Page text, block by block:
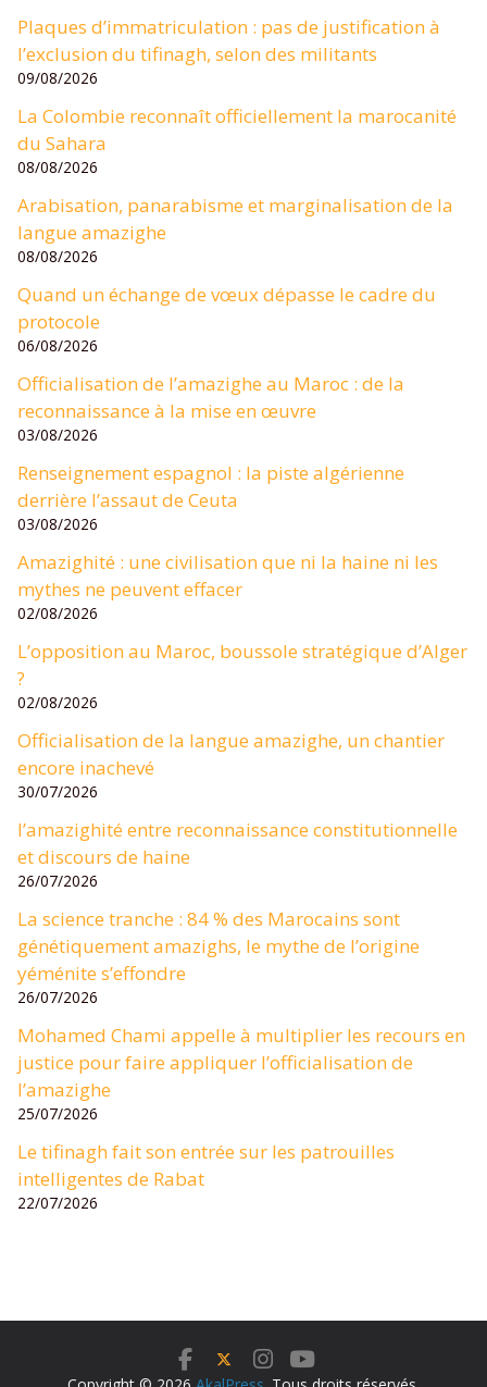
Plaques d’immatriculation : pas de justification à
l’exclusion du tifinagh, selon des militants
09/08/2026
La Colombie reconnaît officiellement la marocanité
du Sahara
08/08/2026
Arabisation, panarabisme et marginalisation de la
langue amazighe
08/08/2026
Quand un échange de vœux dépasse le cadre du
protocole
06/08/2026
Officialisation de l’amazighe au Maroc : de la
reconnaissance à la mise en œuvre
03/08/2026
Renseignement espagnol : la piste algérienne
derrière l’assaut de Ceuta
03/08/2026
Amazighité : une civilisation que ni la haine ni les
mythes ne peuvent effacer
02/08/2026
L’opposition au Maroc, boussole stratégique d’Alger
?
02/08/2026
Officialisation de la langue amazighe, un chantier
encore inachevé
30/07/2026
l’amazighité entre reconnaissance constitutionnelle
et discours de haine
26/07/2026
La science tranche : 84 % des Marocains sont
génétiquement amazighs, le mythe de l’origine
yéménite s’effondre
26/07/2026
Mohamed Chami appelle à multiplier les recours en
justice pour faire appliquer l’officialisation de
l’amazighe
25/07/2026
Le tifinagh fait son entrée sur les patrouilles
intelligentes de Rabat
22/07/2026